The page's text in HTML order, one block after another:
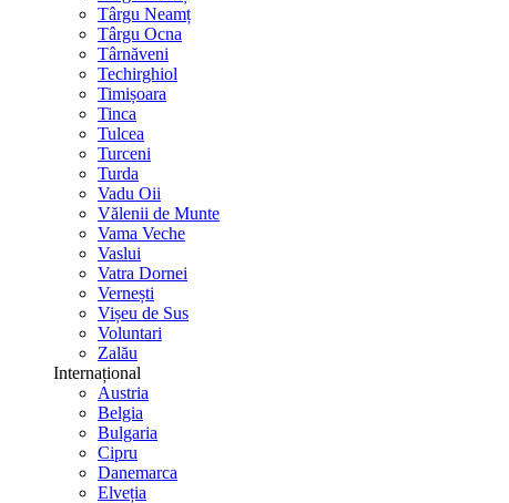
Târgu Neamț
Târgu Ocna
Târnăveni
Techirghiol
Timișoara
Tinca
Tulcea
Turceni
Turda
Vadu Oii
Vălenii de Munte
Vama Veche
Vaslui
Vatra Dornei
Vernești
Vișeu de Sus
Voluntari
Zalău
Internațional
Austria
Belgia
Bulgaria
Cipru
Danemarca
Elveția